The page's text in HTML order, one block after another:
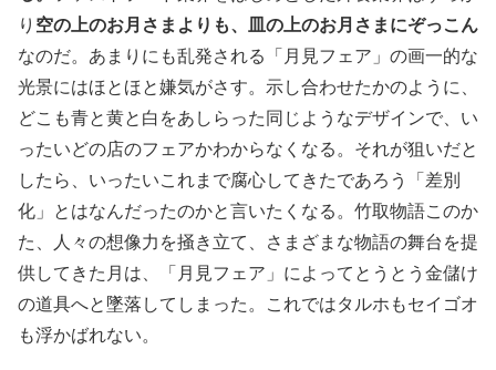
り 空の上のお月さまよりも、皿の上のお月さまにぞっこん
なのだ。あまりにも乱発される「月見フェア」の画一的な
光景にはほとほと嫌気がさす。示し合わせたかのように、
どこも青と黄と白をあしらった同じようなデザインで、い
ったいどの店のフェアかわからなくなる。それが狙いだと
したら、いったいこれまで腐心してきたであろう「差別
化」とはなんだったのかと言いたくなる。竹取物語このか
た、人々の想像力を掻き立て、さまざまな物語の舞台を提
供してきた月は、「月見フェア」によってとうとう金儲け
の道具へと墜落してしまった。これではタルホもセイゴオ
も浮かばれない。